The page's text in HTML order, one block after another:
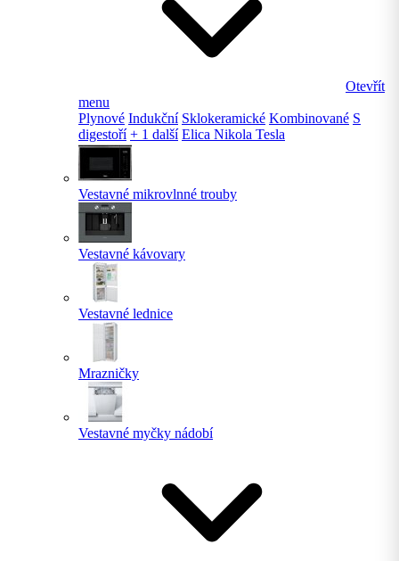
Otevřít
menu
Plynové Indukční Sklokeramické Kombinované S
digestoří + 1 další Elica Nikola Tesla
Vestavné mikrovlnné trouby
Vestavné kávovary
Vestavné lednice
Mrazničky
Vestavné myčky nádobí